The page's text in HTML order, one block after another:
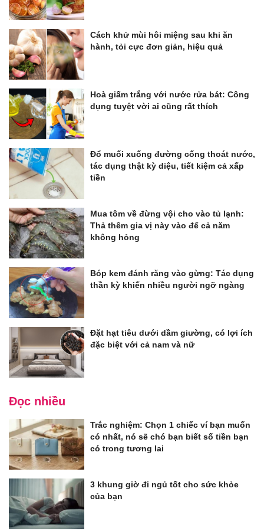
Cách khử mùi hôi miệng sau khi ăn
hành, tỏi cực đơn giản, hiệu quả
Hoà giấm trắng với nước rửa bát: Công
dụng tuyệt vời ai cũng rất thích
Đổ muối xuống đường cống thoát nước,
tác dụng thật kỳ diệu, tiết kiệm cả xấp
tiền
Mua tôm về đừng vội cho vào tủ lạnh:
Thả thêm gia vị này vào để cả năm
không hỏng
Bóp kem đánh răng vào gừng: Tác dụng
thần kỳ khiến nhiều người ngỡ ngàng
Đặt hạt tiêu dưới dầm giường, có lợi ích
đặc biệt với cả nam và nữ
Đọc nhiều
Trắc nghiệm: Chọn 1 chiếc ví bạn muốn
có nhất, nó sẽ chó bạn biết số tiền bạn
có trong tương lai
3 khung giờ đi ngủ tốt cho sức khỏe
của bạn